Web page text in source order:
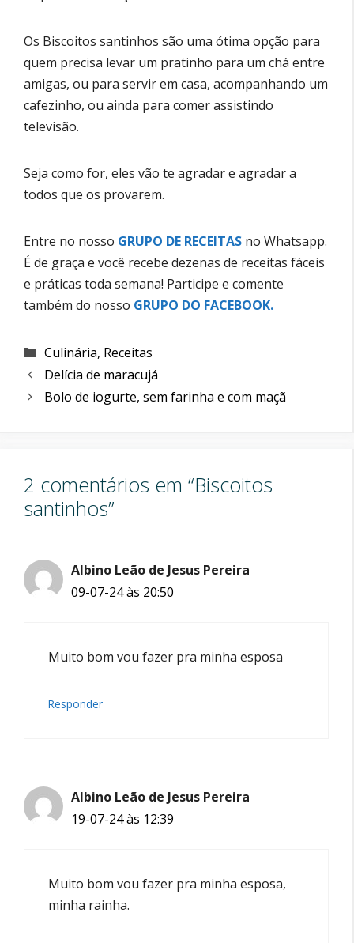
Os Biscoitos santinhos são uma ótima opção para
quem precisa levar um pratinho para um chá entre
amigas, ou para servir em casa, acompanhando um
cafezinho, ou ainda para comer assistindo
televisão.
Seja como for, eles vão te agradar e agradar a
todos que os provarem.
Entre no nosso GRUPO DE RECEITAS no Whatsapp.
É de graça e você recebe dezenas de receitas fáceis
e práticas toda semana! Participe e comente
também do nosso GRUPO DO FACEBOOK.
Categorias
Culinária, Receitas
Delícia de maracujá
Bolo de iogurte, sem farinha e com maçã
2 comentários em “Biscoitos
santinhos”
Albino Leão de Jesus Pereira
09-07-24 às 20:50
Muito bom vou fazer pra minha esposa
Responder
Albino Leão de Jesus Pereira
19-07-24 às 12:39
Muito bom vou fazer pra minha esposa,
minha rainha.